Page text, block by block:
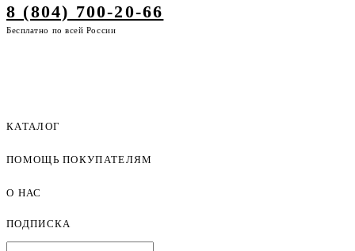
8 (804) 700-20-66
Бесплатно по всей России
КАТАЛОГ
Женская одежда оптом
ПОМОЩЬ ПОКУПАТЕЛЯМ
Оплата и доставка
Договор-оферта
О НАС
ПОДПИСКА